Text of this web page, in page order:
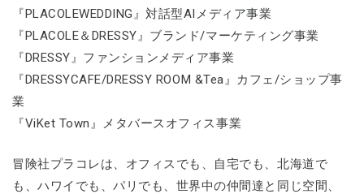
『PLACOLEWEDDING』対話型AIメディア事業
『PLACOLE＆DRESSY』ブランド/マーケティング事業
『DRESSY』ファンションメディア事業
『DRESSYCAFE/DRESSY ROOM &Tea』カフェ/ショップ事
業
『ViKet Town』メタバースオフィス事業
冒険社プラコレは、オフィスでも、自宅でも、北海道で
も、ハワイでも、パリでも、世界中の仲間達と同じ空間、